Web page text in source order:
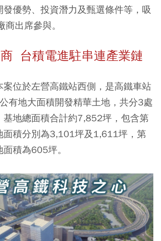
發優勢、投資潛力及甄選條件等，吸
出席參與。
台積電進駐串連產業鏈
案位於左營高鐵站西側，是高鐵車站
有地大面積開發精華土地，共分3處
基地總面積合計約7,852坪，包含第
面積分別為3,101坪及1,611坪，第
積為605坪。